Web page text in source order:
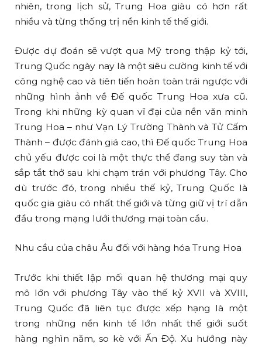
nhiên, trong lịch sử, Trung Hoa giàu có hơn rất
nhiều và từng thống trị nền kinh tế thế giới.
Được dự đoán sẽ vượt qua Mỹ trong thập kỷ tới,
Trung Quốc ngày nay là một siêu cường kinh tế với
công nghệ cao và tiên tiến hoàn toàn trái ngược với
những hình ảnh về Đế quốc Trung Hoa xưa cũ.
Trong khi những kỳ quan vĩ đại của nền văn minh
Trung Hoa – như Vạn Lý Trường Thành và Tử Cấm
Thành – được đánh giá cao, thì Đế quốc Trung Hoa
chủ yếu được coi là một thực thể đang suy tàn và
sắp tắt thở sau khi chạm trán với phương Tây. Cho
dù trước đó, trong nhiều thế kỷ, Trung Quốc là
quốc gia giàu có nhất thế giới và từng giữ vị trí dẫn
đầu trong mạng lưới thương mại toàn cầu.
Nhu cầu của châu Âu đối với hàng hóa Trung Hoa
Trước khi thiết lập mối quan hệ thương mại quy
mô lớn với phương Tây vào thế kỷ XVII và XVIII,
Trung Quốc đã liên tục được xếp hạng là một
trong những nền kinh tế lớn nhất thế giới suốt
hàng nghìn năm, so kè với Ấn Độ. Xu hướng này